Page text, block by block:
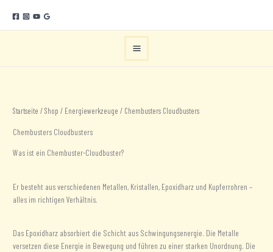
Inhalt
springen
Startseite /Shop / Energiewerkzeuge / Chembusters Cloudbusters
Chembusters Cloudbusters
Was ist ein Chembuster-Cloudbuster?
Er besteht aus verschiedenen Metallen, Kristallen, Epoxidharz und Kupferrohren –
alles im richtigen Verhältnis.
Das Epoxidharz absorbiert die Schicht aus Schwingungsenergie. Die Metalle
versetzen diese Energie in Bewegung und führen zu einer starken Unordnung. Die